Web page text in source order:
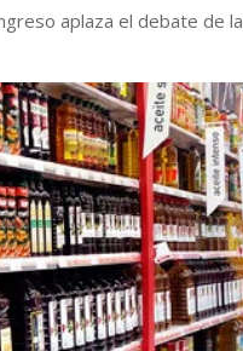
aplaza el debate de